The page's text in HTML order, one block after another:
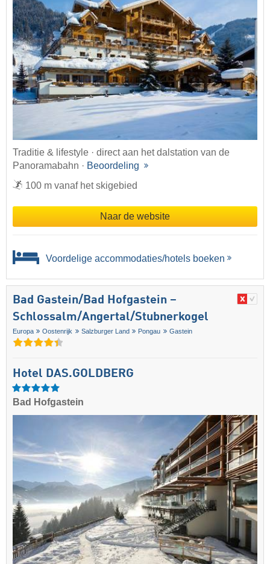
Traditie & lifestyle · direct aan het dalstation van de
Panoramabahn · Beoordeling
100 m vanaf het skigebied
Naar de website
Voordelige accommodaties/hotels boeken
Bad Gastein/​Bad Hofgastein –
Schlossalm/​Angertal/​Stubnerkogel
Europa Oostenrijk Salzburger Land Pongau Gastein
Hotel DAS.GOLDBERG
Bad Hofgastein